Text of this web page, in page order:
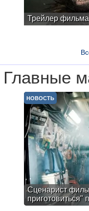
Трейлер
Главные
Сценарист
приготовиться"
НОВОСТЬ